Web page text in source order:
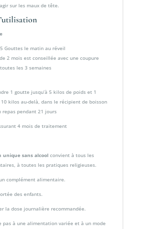
sur les maux de tête.
le matin au réveil
mois est conseillée avec une coupure
les 3 semaines
1 goutte jusqu’à 5 kilos de poids et 1
kilos au-delà, dans le récipient de boisson
repas pendant 21 jours
4 mois de traitement
unique sans alcoolconvient à tous les
à toutes les pratiques religieuses.
complément alimentaire.
des enfants.
la dose journalière recommandée.
pas à une alimentation variée et à un mode